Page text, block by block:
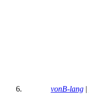
vonB-lang |